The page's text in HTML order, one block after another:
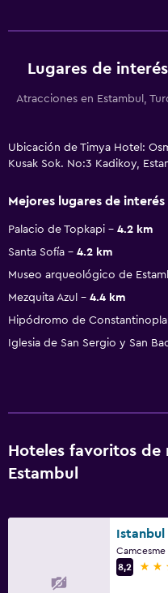
Lugares de
Atracciones en Estambul,
Ubicación de Timya Hotel:
Kusak Sok. No:3 Kadikoy,
Mejores lugares de interés
Palacio de Topkapi
4.2 km
Santa Sofía
4.2 km
Museo arqueológico de
Mezquita Azul
4.4 km
Hipódromo de Constantinopla
Iglesia de San Sergio y San
Hoteles favoritos de
Estambul
8,2
5